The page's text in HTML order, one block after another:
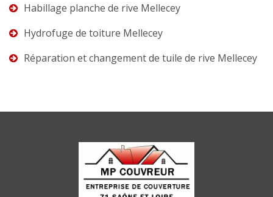
Habillage planche de rive Mellecey
Hydrofuge de toiture Mellecey
Réparation et changement de tuile de rive Mellecey